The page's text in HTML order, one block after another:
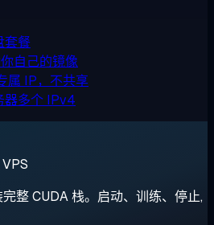
套餐
自己的镜像
属 IP，不共享
器多个 IPv4
整 CUDA 栈。启动、训练、停止,